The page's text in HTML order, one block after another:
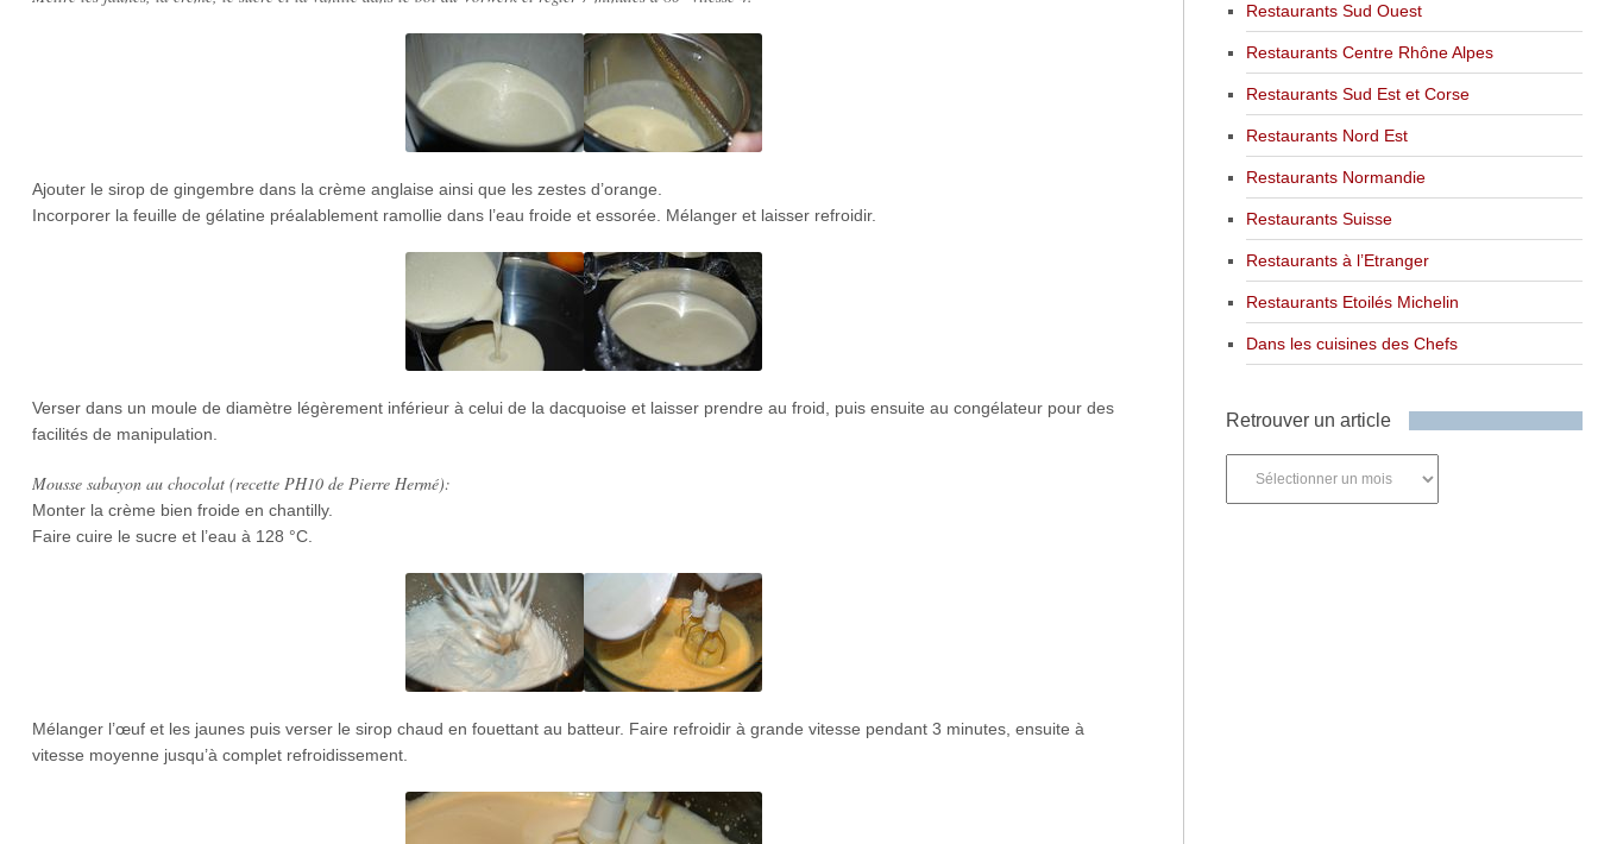
Ajouter le sirop de gingembre dans la crème anglaise ainsi que les zestes d’orange.
Incorporer la feuille de gélatine préalablement ramollie dans l’eau froide et essorée. Mélanger et laisser refroidir.
Verser dans un moule de diamètre légèrement inférieur à celui de la dacquoise et laisser prendre au froid, puis ensuite au congélateur pour des
facilités de manipulation.
Mousse sabayon au chocolat (recette PH10 de Pierre Hermé):
Monter la crème bien froide en chantilly.
Faire cuire le sucre et l’eau à 128 °C.
Mélanger l’œuf et les jaunes puis verser le sirop chaud en fouettant au batteur. Faire refroidir à grande vitesse pendant 3 minutes, ensuite à
vitesse moyenne jusqu’à complet refroidissement.
Restaurants Sud Ouest
Restaurants Centre Rhône Alpes
Restaurants Sud Est et Corse
Restaurants Nord Est
Restaurants Normandie
Restaurants Suisse
Restaurants à l’Etranger
Restaurants Etoilés Michelin
Dans les cuisines des Chefs
Retrouver un article